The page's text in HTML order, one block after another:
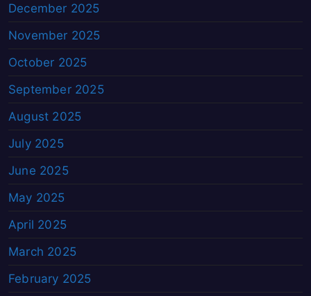
December 2025
November 2025
October 2025
September 2025
August 2025
July 2025
June 2025
May 2025
April 2025
March 2025
February 2025